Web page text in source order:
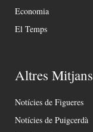
Economia
El Temps
Altres Mitjans
Notícies de Figueres
Notícies de Puigcerdà